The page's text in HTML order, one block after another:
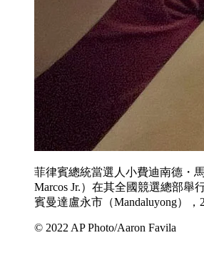
菲律賓總統當選人小費迪南德・
Marcos Jr.）在其全國競選總部舉
賓曼達盧永市（Mandaluyong），
© 2022 AP Photo/Aaron Favila